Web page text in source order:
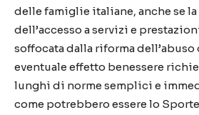
delle famiglie italiane, anche se
dell’accesso a servizi e
soffocata dalla riforma
eventuale effetto benessere
lunghi di norme semplici e
come potrebbero essere lo